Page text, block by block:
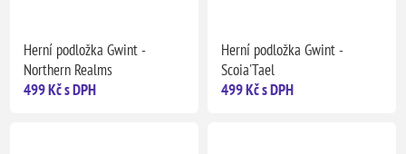
Herní podložka Gwint -
Northern Realms
499 Kč s DPH
Herní podložka Gwint -
Scoia'Tael
499 Kč s DPH